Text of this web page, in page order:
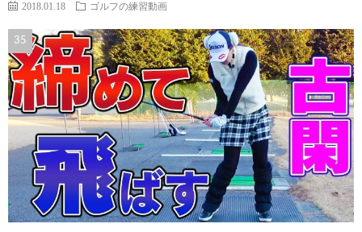
2018.01.18 ゴルフの練習動画